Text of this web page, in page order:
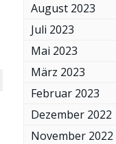
August 2023
Juli 2023
Mai 2023
März 2023
Februar 2023
Dezember 2022
November 2022